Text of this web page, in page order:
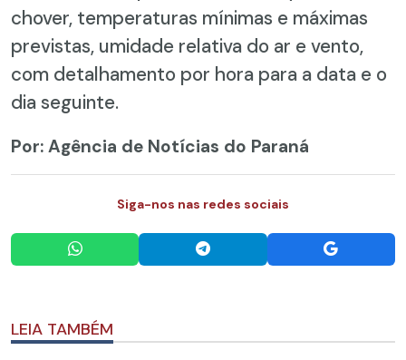
chover, temperaturas mínimas e máximas
previstas, umidade relativa do ar e vento,
com detalhamento por hora para a data e o
dia seguinte.
Por: Agência de Notícias do Paraná
Siga-nos nas redes sociais
LEIA TAMBÉM